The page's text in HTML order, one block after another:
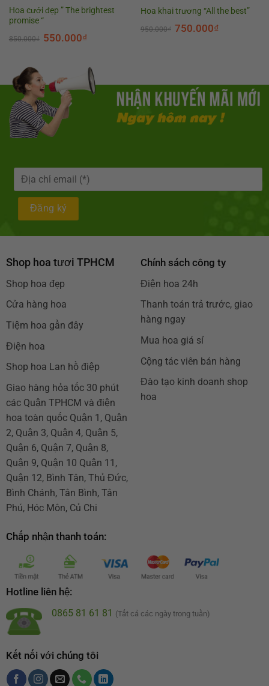
Hoa cưới đẹp ” The brightest
promise “
850.000₫ 550.000₫
Hoa khai trương “All the best”
950.000₫ 750.000₫
Shop hoa tươi TPHCM
Shop hoa đẹp
Cửa hàng hoa
Tiệm hoa gần đây
Điện hoa
Shop hoa Lan hồ điệp
Giao hàng hỏa tốc 30 phút
các Quận TPHCM và điện
hoa toàn quốc Quận 1, Quận
2, Quận 3, Quận 4, Quận 5,
Quận 6, Quận 7, Quận 8,
Quận 9, Quận 10 Quận 11,
Quận 12, Bình Tân, Thủ Đức,
Bình Chánh, Tân Bình, Tân
Phú, Hóc Môn, Củ Chi
Chính sách công ty
Điện hoa 24h
Thanh toán trả trước, giao
hàng ngay
Mua hoa giá sỉ
Cộng tác viên bán hàng
Đào tạo kinh doanh shop
hoa
Chấp nhận thanh toán:
Hotline liên hệ:
0865 81 61 81 (Tất cả các ngày trong tuần)
Kết nối với chúng tôi